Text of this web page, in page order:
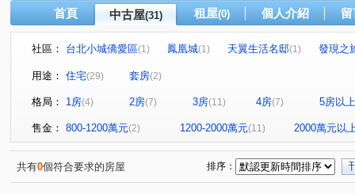
首頁 中古屋(31) 租屋(0) 個人介紹
社區： 台北小城僑愛區(1) 鳳凰城(1) 天翼生活名邸(1)
發現之
文學名住
春池吉品
敦南花園別墅區(1) 政大水秀(1) 沐極(1) (1)
美麗國幸福特區(1) 和風集(1) 湯泉美地 僑愛七路(1)
民族路(1) 辛亥路六段(1) 永新街(1) 木柵路一段(1)
中興路一段(1) 寶慶街(1) 文化路(1)
育英
辛亥路七段(1) 下崙路(1) 和興路(1) 景興路(1)
永樂
用途： 住宅(29) 套房(2)
格局： 1房(4) 2房(7) 3房(11) 4房(7) 5房以上
售金： 800-1200萬元(2) 1200-2000萬元(11) 2000萬元以
共有0個符合要求的房屋 排序：